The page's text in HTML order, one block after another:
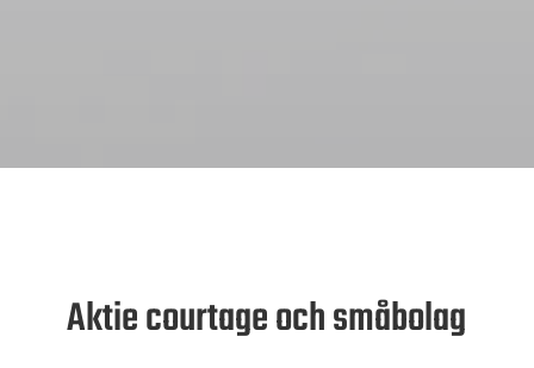
Aktie courtage och småbolag